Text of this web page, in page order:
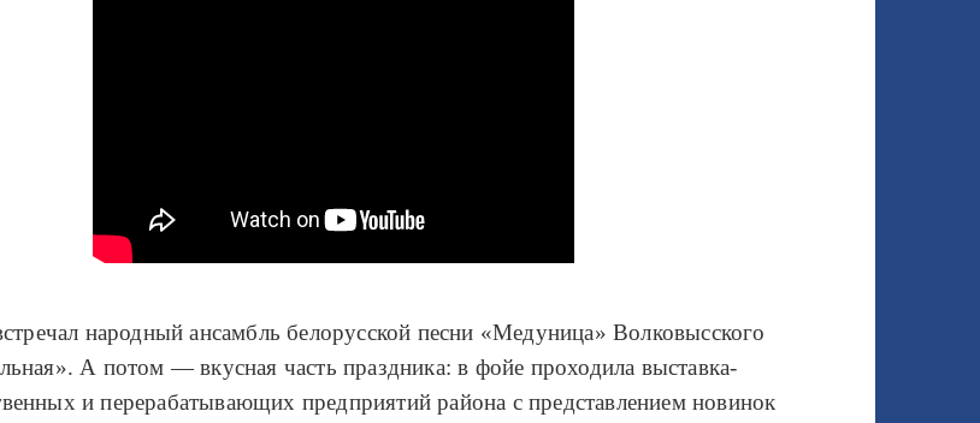
народный ансамбль белорусской песни «Медуница» Волковысского
А потом — вкусная часть праздника: в фойе проходила выставка-
и перерабатывающих предприятий района с представлением новинок